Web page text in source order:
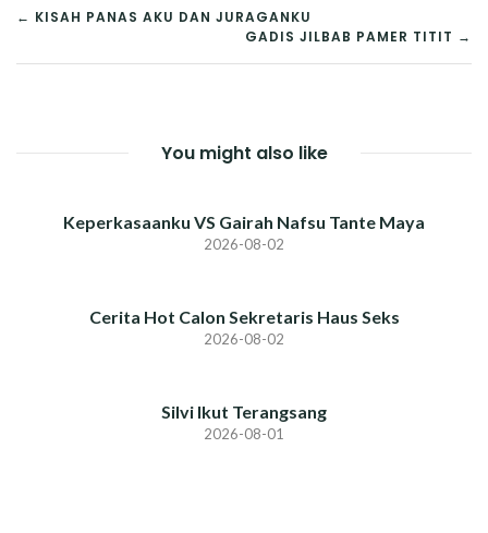
POST
NAVIGATION
← KISAH PANAS AKU DAN JURAGANKU
GADIS JILBAB PAMER TITIT →
You might also like
Keperkasaanku VS Gairah Nafsu Tante Maya
2026-08-02
Cerita Hot Calon Sekretaris Haus Seks
2026-08-02
Silvi Ikut Terangsang
2026-08-01